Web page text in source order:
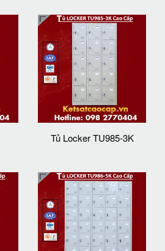
Tủ Locker TU985-3K